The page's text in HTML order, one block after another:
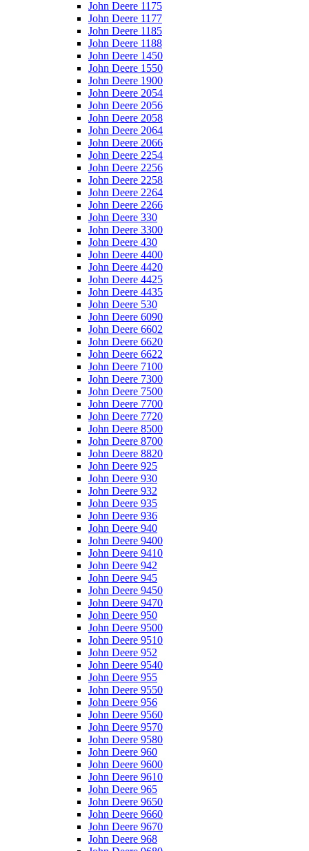
John Deere 1175
John Deere 1177
John Deere 1185
John Deere 1188
John Deere 1450
John Deere 1550
John Deere 1900
John Deere 2054
John Deere 2056
John Deere 2058
John Deere 2064
John Deere 2066
John Deere 2254
John Deere 2256
John Deere 2258
John Deere 2264
John Deere 2266
John Deere 330
John Deere 3300
John Deere 430
John Deere 4400
John Deere 4420
John Deere 4425
John Deere 4435
John Deere 530
John Deere 6090
John Deere 6602
John Deere 6620
John Deere 6622
John Deere 7100
John Deere 7300
John Deere 7500
John Deere 7700
John Deere 7720
John Deere 8500
John Deere 8700
John Deere 8820
John Deere 925
John Deere 930
John Deere 932
John Deere 935
John Deere 936
John Deere 940
John Deere 9400
John Deere 9410
John Deere 942
John Deere 945
John Deere 9450
John Deere 9470
John Deere 950
John Deere 9500
John Deere 9510
John Deere 952
John Deere 9540
John Deere 955
John Deere 9550
John Deere 956
John Deere 9560
John Deere 9570
John Deere 9580
John Deere 960
John Deere 9600
John Deere 9610
John Deere 965
John Deere 9650
John Deere 9660
John Deere 9670
John Deere 968